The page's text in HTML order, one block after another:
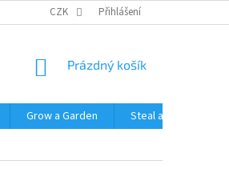
CZK Přihlášení
NÁKUPNÍ
Prázdný košík
Grow a Garden
Steal a Brainrot